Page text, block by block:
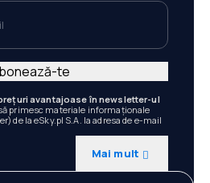
avantajoase în newsletter-ul
primesc materiale informaționale
de la eSky.pl S.A. la adresa de e-mail
Mai mult
te